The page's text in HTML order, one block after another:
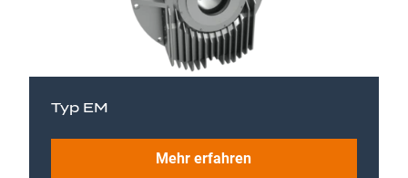
Typ EM
Mehr erfahren